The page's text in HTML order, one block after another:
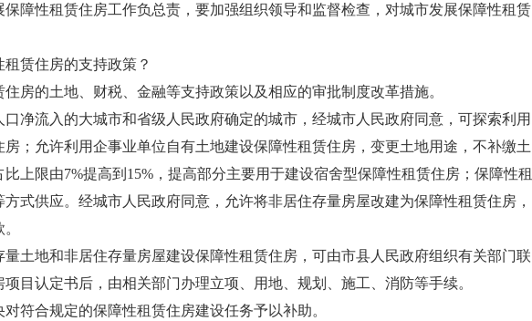
障性租赁住房工作负总责，要加强组织领导和监督检查，对城市发展保障性租赁
赁住房的支持政策？
的土地、财税、金融等支持政策以及相应的审批制度改革措施。
流入的大城市和省级人民政府确定的城市，经城市人民政府同意，可探索利用
；允许利用企事业单位自有土地建设保障性租赁住房，变更土地用途，不补缴土
上限由7%提高到15%，提高部分主要用于建设宿舍型保障性租赁住房；保障性租
式供应。经城市人民政府同意，允许将非居住存量房屋改建为保障性租赁住房，
地和非居住存量房屋建设保障性租赁住房，可由市县人民政府组织有关部门联
目认定书后，由相关部门办理立项、用地、规划、施工、消防等手续。
合规定的保障性租赁住房建设任务予以补助。